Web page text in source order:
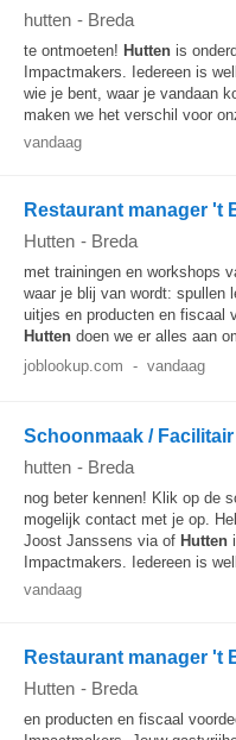
hutten - Breda
te ontmoeten! Hutten is
Impactmakers. Iedereen is
wie je bent, waar je vandaan
maken we het verschil voor
vandaag
Restaurant manager 't
Hutten - Breda
met trainingen en workshops
waar je blij van wordt: spullen
uitjes en producten en fiscaal
Hutten doen we er alles aan
joblookup.com - vandaag
Schoonmaak /
hutten - Breda
nog beter kennen! Klik op de
mogelijk contact met je op.
Joost Janssens via of Hutten
Impactmakers. Iedereen is
vandaag
Restaurant manager 't
Hutten - Breda
en producten en fiscaal